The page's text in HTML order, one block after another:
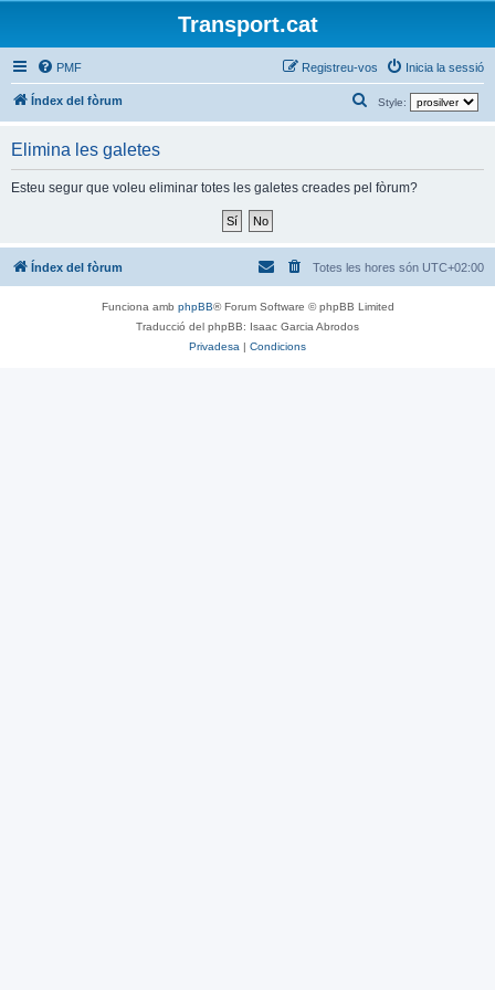
Transport.cat
PMF Inicia la sessió
Registreu-vos
Índex del fòrum Style:
e
Elimina les galetes
Esteu segur que voleu eliminar totes les galetes creades pel fòrum?
Índex del fòrum Totes les hores són UTC+02:00
Funciona amb phpBB® Forum Software © phpBB Limited
Traducció del phpBB: Isaac Garcia Abrodos
Privadesa | Condicions